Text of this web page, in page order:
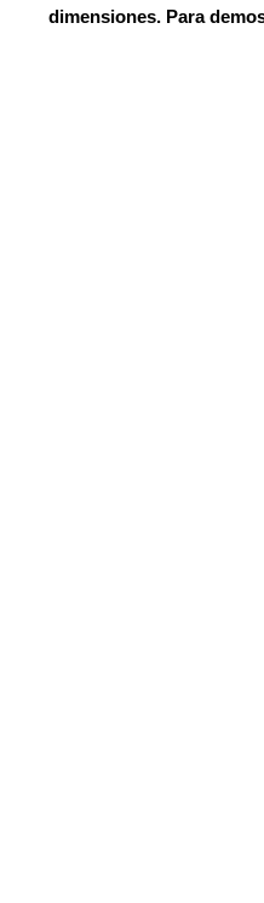
dimensiones. Para